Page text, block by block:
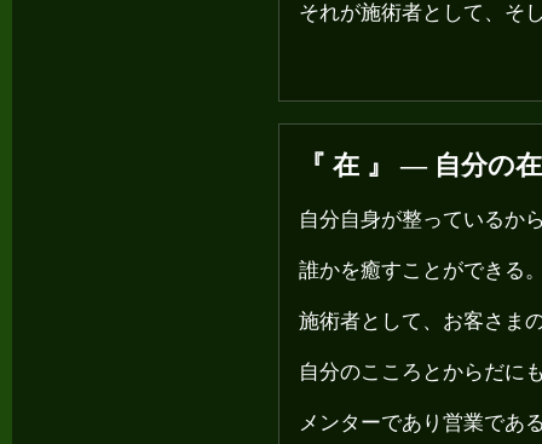
それが施術者として、そ
『 在 』 ― 自分の
自分自身が整っているか
誰かを癒すことができる
施術者として、お客さま
自分のこころとからだに
メンターであり営業であ